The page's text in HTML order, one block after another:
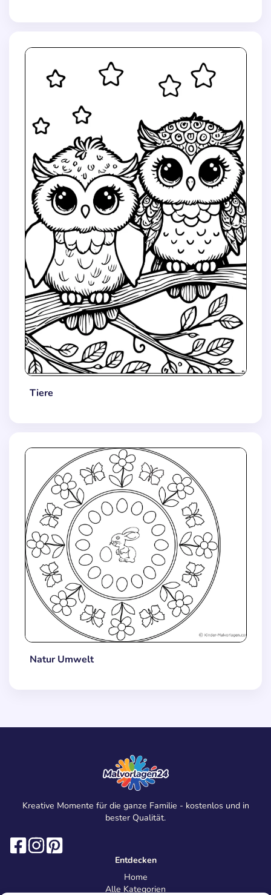
Tiere
Natur Umwelt
Kreative Momente für die ganze Familie - kostenlos und in
bester Qualität.
Entdecken
Home
Alle Kategorien